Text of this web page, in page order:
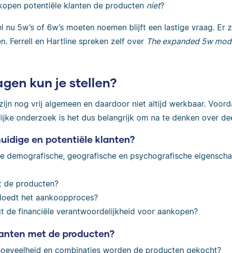
potentiële klanten de producten niet?
nu 5w’s of 6w’s moeten noemen blijft een lastige vraag. Er
Ferrell en Hartline spreken zelf over The expanded 5w
kun je stellen?
nog vrij algemeen en daardoor niet altijd werkbaar.
onderzoek is het dus belangrijk om na te denken over
en potentiële klanten?
demografische, geografische en psychografische
de producten?
het aankoopproces?
de financiële verantwoordelijkheid voor aankopen?
met de producten?
en combinaties worden de producten gekocht?